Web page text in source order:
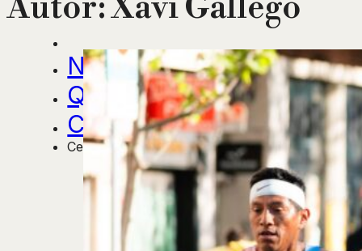
Notícies
Qui som?
Contactar
Cercar